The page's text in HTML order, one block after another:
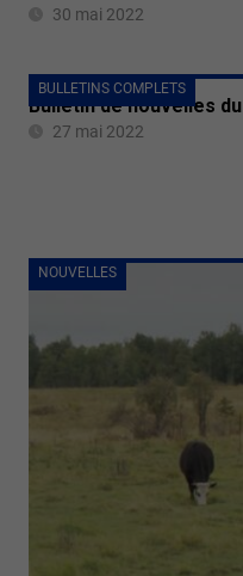
30 mai 2022
BULLETINS COMPLETS
Bulletin de nouvelles
27 mai 2022
NOUVELLES